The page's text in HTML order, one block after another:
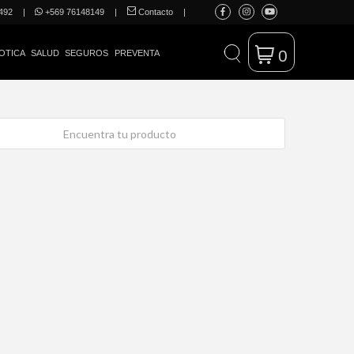
| +569 76148149 | Contacto |
SALUD SEGUROS PREVENTA 0